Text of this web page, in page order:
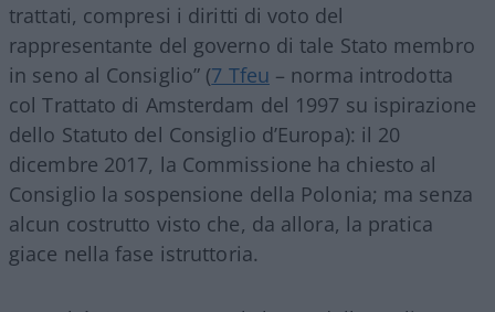
trattati, compresi i diritti di voto del
rappresentante del governo di tale Stato membro
in seno al Consiglio” (7 Tfeu – norma introdotta
col Trattato di Amsterdam del 1997 su ispirazione
dello Statuto del Consiglio d’Europa): il 20
dicembre 2017, la Commissione ha chiesto al
Consiglio la sospensione della Polonia; ma senza
alcun costrutto visto che, da allora, la pratica
giace nella fase istruttoria.